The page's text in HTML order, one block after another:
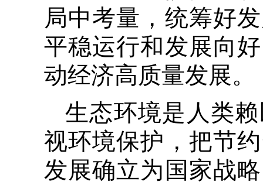
局中考量，统筹好
平稳运行和发展向
动经济高质量发展。
生态环境是人类
视环境保护，把节
发展确立为国家战